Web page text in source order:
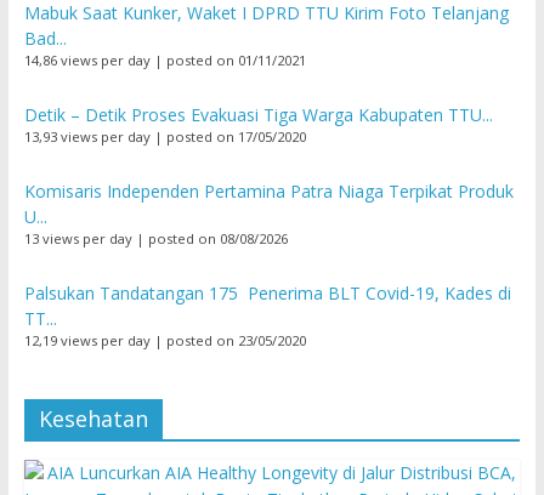
Mabuk Saat Kunker, Waket I DPRD TTU Kirim Foto Telanjang
Bad...
14,86 views per day| posted on 01/11/2021
Detik – Detik Proses Evakuasi Tiga Warga Kabupaten TTU...
13,93 views per day| posted on 17/05/2020
Komisaris Independen Pertamina Patra Niaga Terpikat Produk
U...
13 views per day| posted on 08/08/2026
Palsukan Tandatangan 175 Penerima BLT Covid-19, Kades di
TT...
12,19 views per day| posted on 23/05/2020
Kesehatan